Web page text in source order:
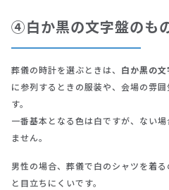
④白か黒の文字盤のも
葬儀の時計を選ぶときは、 白か黒の
に参列するときの服装や、会場の雰
す。
一番基本となる色は白ですが、ない
ません。
男性の場合、葬儀で白のシャツを着
と目立ちにくいです。